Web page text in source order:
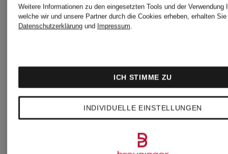
FYNCH-
HATTON
JACOB
Superdry
TOMMY
JEANS
Weitere Informationen zu den eingesetzten Tools und der Verwendung
welche wir und unsere Partner durch die Cookies erheben, erhalten
Datenschutzerklärung und Impressum.
INDIVIDUELLE EINSTELLUNGEN
ICH STIMME ZU